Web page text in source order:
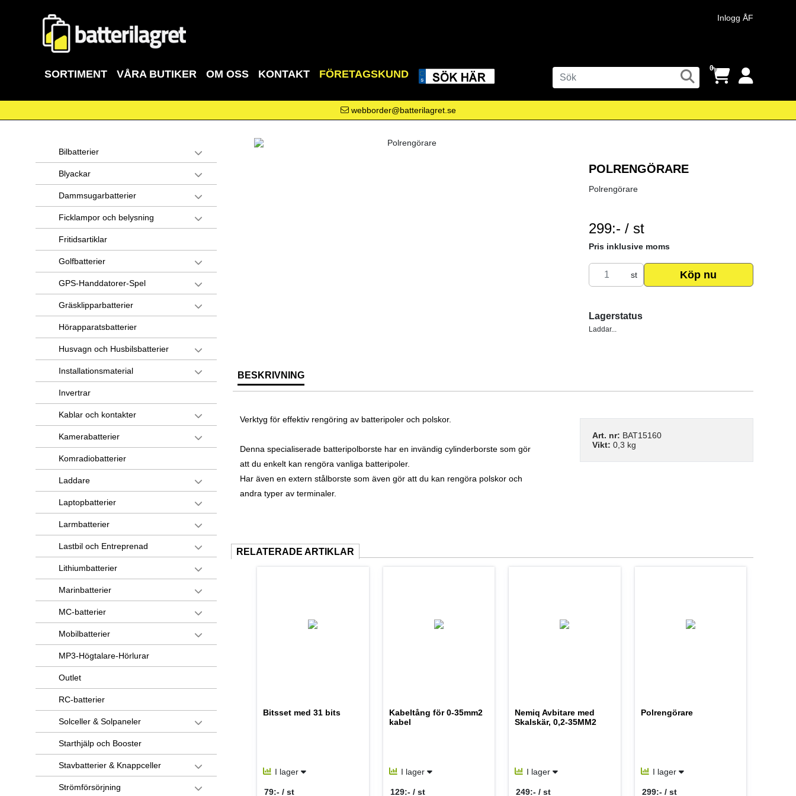
Inlogg ÅF
SORTIMENT VÅRA BUTIKER OM OSS KONTAKT FÖRETAGSKUND
0
webborder@batterilagret.se
Bilbatterier
Blyackar
Dammsugarbatterier
Ficklampor och belysning
Fritidsartiklar
Golfbatterier
GPS-Handdatorer-Spel
Gräsklipparbatterier
Hörapparatsbatterier
Husvagn och Husbilsbatterier
Installationsmaterial
Invertrar
Kablar och kontakter
Kamerabatterier
Komradiobatterier
Laddare
Laptopbatterier
Larmbatterier
Lastbil och Entreprenad
Lithiumbatterier
Marinbatterier
MC-batterier
Mobilbatterier
MP3-Högtalare-Hörlurar
Outlet
RC-batterier
Solceller & Solpaneler
Starthjälp och Booster
Stavbatterier & Knappceller
Strömförsörjning
POLRENGÖRARE
Polrengörare
299:- / st
SEK per ST
Pris inklusive moms
st Köp nu
Lagerstatus
Laddar...
BESKRIVNING
Verktyg för effektiv rengöring av batteripoler och polskor.
Denna specialiserade batteripolborste har en invändig cylinderborste som gör
att du enkelt kan rengöra vanliga batteripoler.
Har även en extern stålborste som även gör att du kan rengöra polskor och
andra typer av terminaler.
Art. nr: BAT15160
Vikt: 0,3 kg
RELATERADE ARTIKLAR
Bitsset med 31 bits
I lager
79:- / st
Kabeltång för 0-35mm2
kabel
I lager
129:- / st
Nemiq Avbitare med
Skalskär, 0,2-35MM2
I lager
249:- / st
Polrengörare
I lager
299:- / st